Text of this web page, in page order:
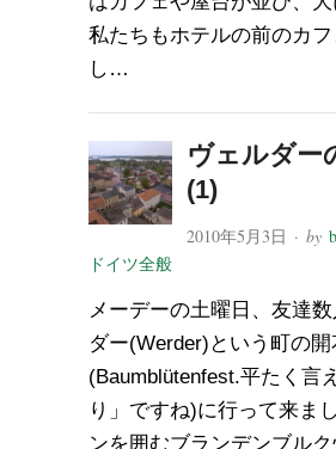
私たちもホテルの前のカ
し…
ヴェルダー
(1)
2010年5月3日 · by
ドイツ全般
メーデーの土曜日、友達
ダー(Werder)という町の開
(Baumblütenfest.平たく言
り」ですね)に行って来ま
ンを囲むブランデンブル